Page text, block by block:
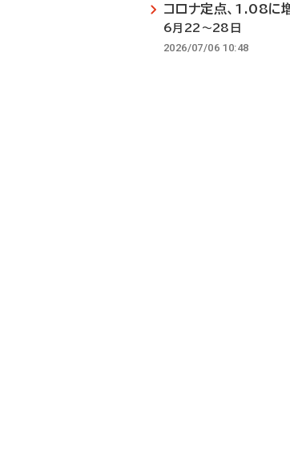
コロナ定点、1.08に
6月22～28日
2026/07/06 10:48